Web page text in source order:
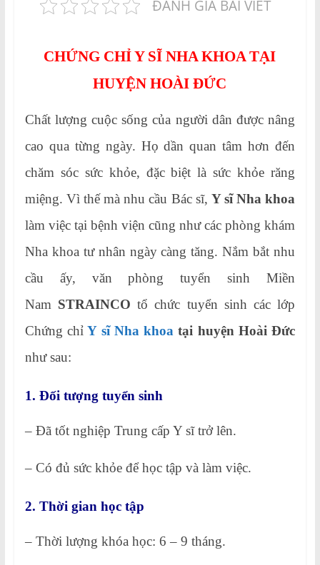
ĐÁNH GIÁ BÀI VIẾT
CHỨNG CHỈ Y SĨ NHA KHOA TẠI
HUYỆN HOÀI ĐỨC
Chất lượng cuộc sống của người dân được nâng
cao qua từng ngày. Họ dần quan tâm hơn đến
chăm sóc sức khỏe, đặc biệt là sức khỏe răng
miệng. Vì thế mà nhu cầu Bác sĩ, Y sĩ Nha khoa
làm việc tại bệnh viện cũng như các phòng khám
Nha khoa tư nhân ngày càng tăng. Nắm bắt nhu
cầu ấy, văn phòng tuyển sinh Miền
Nam STRAINCO tổ chức tuyển sinh các lớp
Chứng chỉ Y sĩ Nha khoa tại huyện Hoài Đức
như sau:
1. Đối tượng tuyển sinh
– Đã tốt nghiệp Trung cấp Y sĩ trở lên.
– Có đủ sức khỏe để học tập và làm việc.
2. Thời gian học tập
– Thời lượng khóa học: 6 – 9 tháng.